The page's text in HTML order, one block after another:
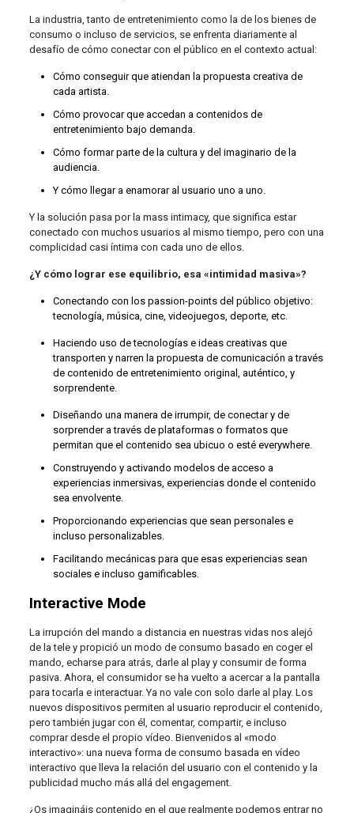
La industria, tanto de entretenimiento como la de los bienes de
consumo o incluso de servicios, se enfrenta diariamente al
desafío de cómo conectar con el público en el contexto actual:
Cómo conseguir que atiendan la propuesta creativa de
cada artista.
Cómo provocar que accedan a contenidos de
entretenimiento bajo demanda.
Cómo formar parte de la cultura y del imaginario de la
audiencia.
Y cómo llegar a enamorar al usuario uno a uno.
Y la solución pasa por la mass intimacy, que significa estar
conectado con muchos usuarios al mismo tiempo, pero con una
complicidad casi íntima con cada uno de ellos.
¿Y cómo lograr ese equilibrio, esa «intimidad masiva»?
Conectando con los passion-points del público objetivo:
tecnología, música, cine, videojuegos, deporte, etc.
Haciendo uso de tecnologías e ideas creativas que
transporten y narren la propuesta de comunicación a través
de contenido de entretenimiento original, auténtico, y
sorprendente.
Diseñando una manera de irrumpir, de conectar y de
sorprender a través de plataformas o formatos que
permitan que el contenido sea ubicuo o esté everywhere.
Construyendo y activando modelos de acceso a
experiencias inmersivas, experiencias donde el contenido
sea envolvente.
Proporcionando experiencias que sean personales e
incluso personalizables.
Facilitando mecánicas para que esas experiencias sean
sociales e incluso gamificables.
Interactive Mode
La irrupción del mando a distancia en nuestras vidas nos alejó
de la tele y propició un modo de consumo basado en coger el
mando, echarse para atrás, darle al play y consumir de forma
pasiva. Ahora, el consumidor se ha vuelto a acercar a la pantalla
para tocarla e interactuar. Ya no vale con solo darle al play. Los
nuevos dispositivos permiten al usuario reproducir el contenido,
pero también jugar con él, comentar, compartir, e incluso
comprar desde el propio vídeo. Bienvenidos al «modo
interactivo»: una nueva forma de consumo basada en vídeo
interactivo que lleva la relación del usuario con el contenido y la
publicidad mucho más allá del engagement.
¿Os imagináis contenido en el que realmente podemos entrar no